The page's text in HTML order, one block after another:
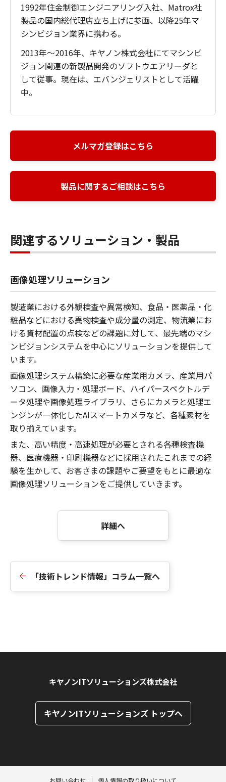
1992年住金制御エンジニアリング入社、Matrox社
製品の国内総代理店立ち上げに参画、以降25年マ
シンビジョン業界に携わる。
2013年～2016年、キヤノン株式会社にてマシンビ
ジョン関連の新製品開発のソフトウエアリーダと
して従事。現在は、エバンジェリストとして活躍
中。
メルマガ登録はこちら
製品に関するご相談はこちら
関連するソリューション・製品
画像処理ソリューション
製造業における外観検査や異常検知、食品・医薬品・化
粧品などにおける異物検査や成分量の測定、物流業にお
ける資材配置の点検などの課題に対して、最先端のマシ
ンビジョンシステムを中心にソリューションを提供して
います。
画像処理システム構築に必要な産業用カメラ、産業用パ
ソコン、画像入力・処理ボード、ハイパースペクトルデ
ータ処理や画像処理ライブラリ、さらにカメラと処理エ
ンジンが一体化したAIスマートカメラなど、各種素材を
取り揃えています。
また、高い精度・高速処理が必要とされる各種検査機
器、医療機器・印刷機器などに採用されたこれまでの経
験を生かして、お客さまの課題やご要望をもとに最適な
画像処理ソリューションをご提供していきます。
詳細へ
「技術トレンド情報」コラム一覧へ
キヤノンITソリューションズ株式会社
キヤノンITソリューションズ トップへ
お問い合わせ 個人情報の取り扱いについて